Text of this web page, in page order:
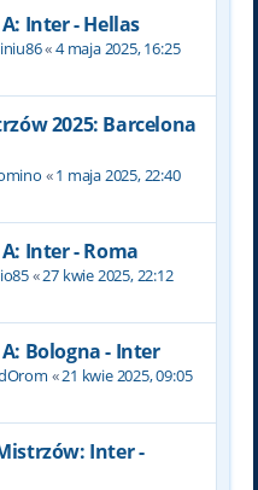
Inter - Hellas
«4 maja 2025, 16:25
2025: Barcelona
«1 maja 2025, 22:40
Inter - Roma
«27 kwie 2025, 22:12
Bologna - Inter
«21 kwie 2025, 09:05
Inter -